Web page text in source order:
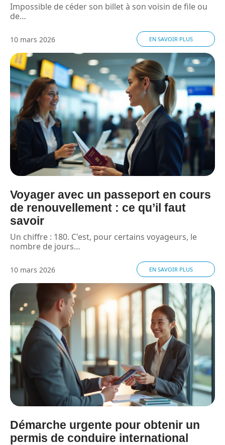
Impossible de céder son billet à son voisin de file ou
de…
10 mars 2026 EN SAVOIR PLUS
Voyager avec un passeport en cours
de renouvellement : ce qu’il faut
savoir
Un chiffre : 180. C'est, pour certains voyageurs, le
nombre de jours…
10 mars 2026 EN SAVOIR PLUS
Démarche urgente pour obtenir un
permis de conduire international